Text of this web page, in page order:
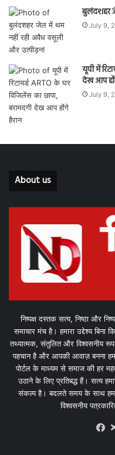
बुलंदशहर
July 9,
यूपी में
देख आप
July 9,
About us
निष्पक्ष दस्तक सत्य, निष्ठा और
समाचार मंच है। हमारा उद्देश्य बिना
तथ्यात्मक, संतुलित और विश्वसनीय रूप
पहचान है और आपकी आवाज़ बनना
पोर्टल के माध्यम से समाज की हर
उठाने के लिए प्रतिबद्ध हैं। सत्य
संकल्प है। बदलते समय के साथ
विश्वसनीय